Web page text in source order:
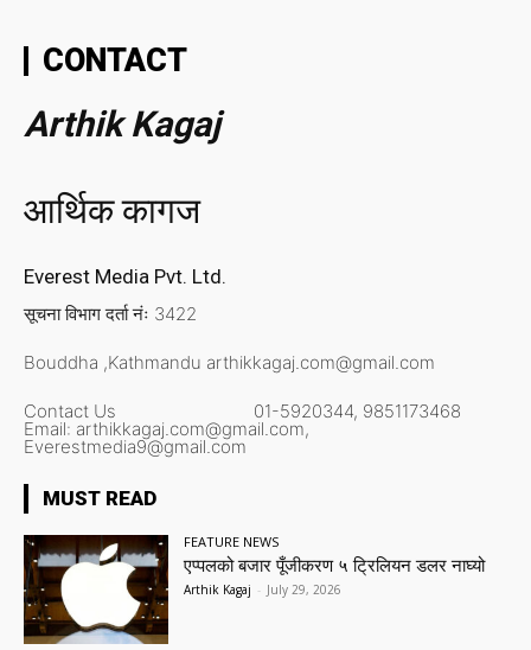
CONTACT
Arthik Kagaj
आर्थिक कागज
Everest Media Pvt. Ltd.
सूचना विभाग दर्ता नंः 3422
Bouddha ,Kathmandu arthikkagaj.com@gmail.com
Contact Us 01-5920344, 9851173468
Email: arthikkagaj.com@gmail.com,
Everestmedia9@gmail.com
MUST READ
FEATURE NEWS
एप्पलको बजार पूँजीकरण ५ ट्रिलियन डलर नाघ्यो
Arthik Kagaj - July 29, 2026